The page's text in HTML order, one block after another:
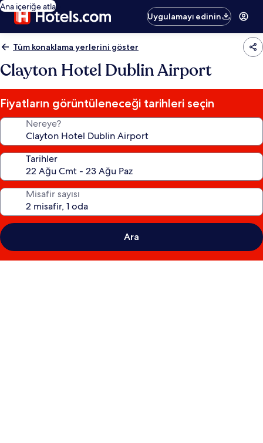
Ana içeriğe atla
Uygulamayı edinin
Tüm konaklama yerlerini göster
Clayton Hotel Dublin Airport
Fiyatların görüntüleneceği tarihleri seçin
Nereye?
Tarihler
Misafir sayısı
Ara